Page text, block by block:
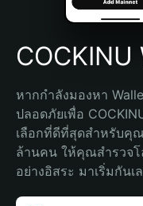
Español (Argentina)
COCKINU
หากกำลังมองหา
ปลอดภัยเพื่อ
เลือกที่ดีที่สุดสำหรับคุ
ล้านคน ให้คุณสำรวจโ
อย่างอิสระ มาเริ่มกันเ